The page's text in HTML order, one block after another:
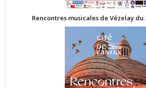
Rencontres musicales de Vézelay du